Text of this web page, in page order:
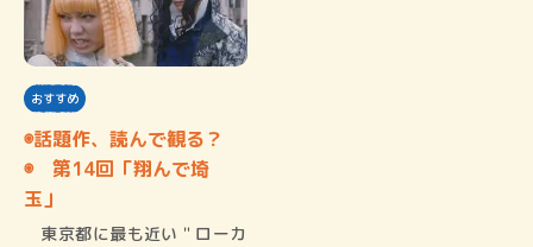
おすすめ
◉話題作、読んで観る？
◉ 第14回「翔んで埼
玉」
東京都に最も近い＂ローカ